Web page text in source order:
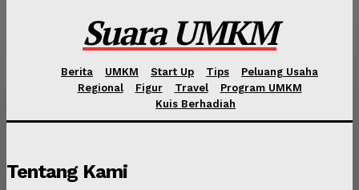
Suara UMKM
Berita UMKM Start Up Tips
Peluang Usaha
Regional
Figur Travel
Program UMKM
Kuis Berhadiah
Tentang Kami